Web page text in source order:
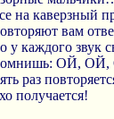
на каверзный
вам
у каждого звук
ОЙ,
раз
получается!